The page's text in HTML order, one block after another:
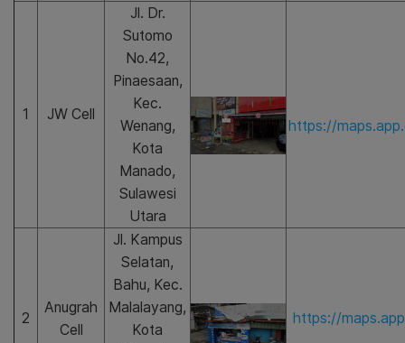
1 JW Cell
Jl. Dr.
Sutomo
No.42,
Pinaesaan,
Kec.
Wenang,
Kota
Manado,
Sulawesi
Utara
https://
2
Anugrah
Cell
Jl. Kampus
Selatan,
Bahu, Kec.
Malalayang,
Kota
https://